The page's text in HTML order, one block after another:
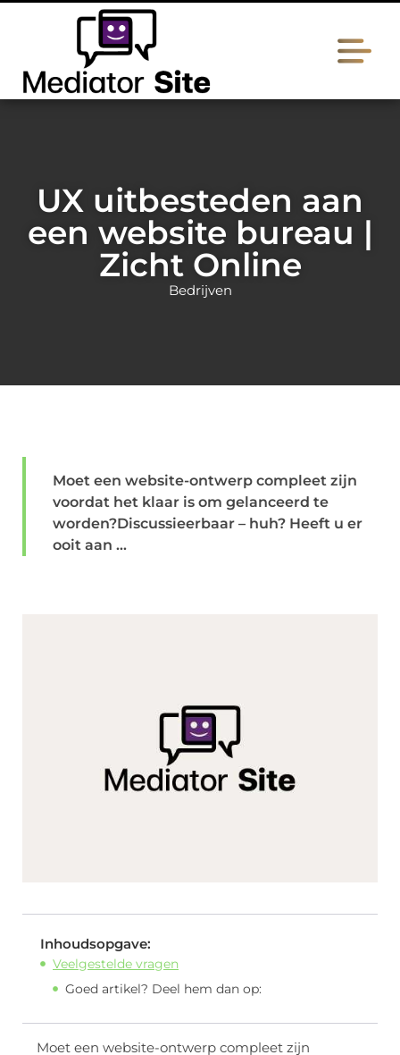
UX uitbesteden aan
een website bureau |
Zicht Online
Bedrijven
Moet een website-ontwerp compleet zijn
voordat het klaar is om gelanceerd te
worden?Discussieerbaar – huh? Heeft u er
ooit aan ...
Inhoudsopgave:
Veelgestelde vragen
Goed artikel? Deel hem dan op:
Moet een website-ontwerp compleet zijn